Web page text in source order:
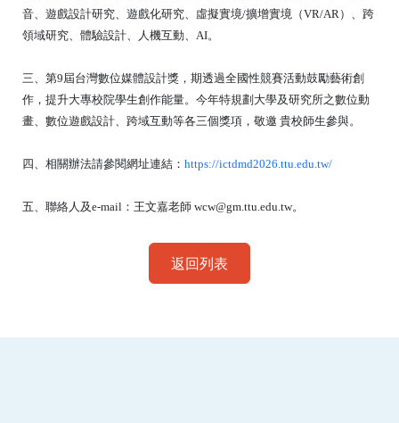
音、遊戲設計研究、遊戲化研究、虛擬實境/擴增實境（VR/AR）、跨
領域研究、體驗設計、人機互動、AI。
三、第9屆台灣數位媒體設計獎，期透過全國性競賽活動鼓勵藝術創
作，提升大專校院學生創作能量。今年特規劃大學及研究所之數位動
畫、數位遊戲設計、跨域互動等各三個獎項，敬邀 貴校師生參與。
四、相關辦法請參閱網址連結： https://ictdmd2026.ttu.edu.tw/
五、聯絡人及e-mail：王文嘉老師 wcw@gm.ttu.edu.tw。
返回列表